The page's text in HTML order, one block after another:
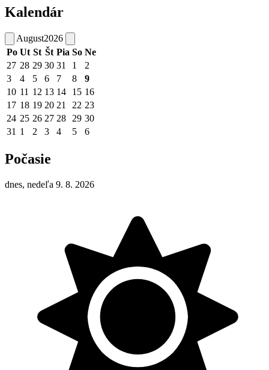
Kalendár
August2026
Po Ut St Št Pia So Ne
27 28 29 30 31 1
2
3
4 5 6 7 8
9
10 11 12 13 14 15 16
17 18 19 20 21 22 23
24 25 26 27 28 29 30
31 1 2 3 4 5 6
Počasie
dnes, nedeľa 9. 8. 2026